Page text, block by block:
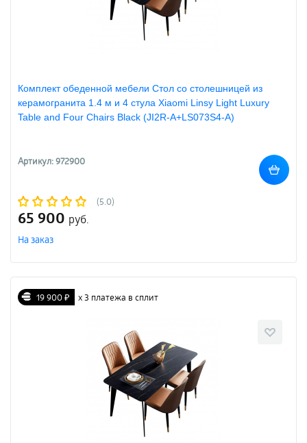
Комплект обеденной мебели Стол со столешницей из
керамогранита 1.4 м и 4 стула Xiaomi Linsy Light Luxury
Table and Four Chairs Black (JI2R-A+LS073S4-A)
Артикул: 972900
(5.0)
65 900 руб.
На заказ
19 900 ₽ х 3 платежа в сплит